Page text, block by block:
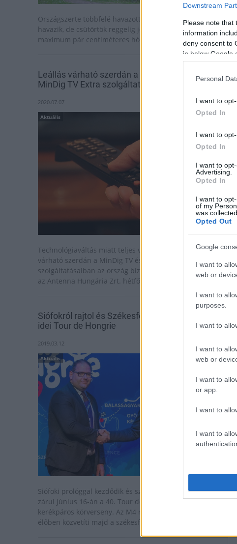
Downstream
Please note that
information
deny consent to
in below Google
Personal
I want to
Opted In
I want to
Opted In
I want to
Advertising.
Opted In
I want to
of my
was collected.
Opted Out
Google
I want to
web or
I want to
purposes.
I want to
I want to
web or
I want to
or app.
I want to
I want to
Országszerte többfelé havazott, illetve még mindig
havazik, de csütörtök reggelig jellemzően csak
maximum pár centiméteres hóréteg alakult ki.
Leállás várható szerdán a MinDig TV és a
MinDig TV Extra szolgáltatásaiban
2020.07.07
Aktuális
Technológiaváltás miatt teljes vagy részleges leállás
várható szerdán a MinDig TV és a MinDig TV Extra
szolgáltatásaiban az ország bizonyos részein - közölte
az Antenna Hungária Zrt. hétfőn az MTI-vel.
Siófokról rajtol és Székesfehérváron zárul az
idei Tour de Hongrie
2019.03.12
Aktuális
Siófoki prológgal kezdődik és székesfehérvári befutóval
zárul június 16-án a 40. Tour de Hongrie országúti
kerékpáros körverseny. Az M4 mellett az Eurosport is
élőben közvetíti majd a székesfehérvári befutót.